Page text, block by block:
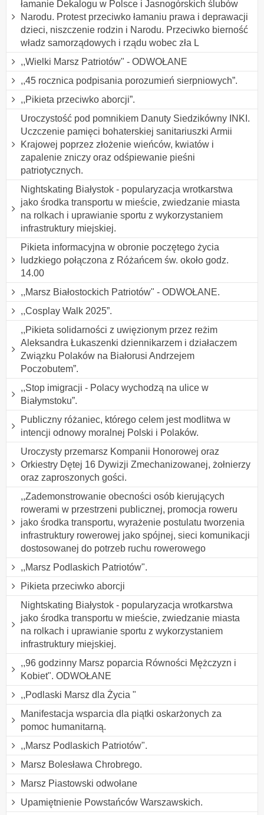
łamanie Dekalogu w Polsce i Jasnogórskich ślubów
Narodu. Protest przeciwko łamaniu prawa i deprawacji
dzieci, niszczenie rodzin i Narodu. Przeciwko bierność
władz samorządowych i rządu wobec zła L
,,Wielki Marsz Patriotów" - ODWOŁANE
,,45 rocznica podpisania porozumień sierpniowych”.
,,Pikieta przeciwko aborcji”.
Uroczystość pod pomnikiem Danuty Siedzikówny INKI.
Uczczenie pamięci bohaterskiej sanitariuszki Armii
Krajowej poprzez złożenie wieńców, kwiatów i
zapalenie zniczy oraz odśpiewanie pieśni
patriotycznych.
Nightskating Białystok - popularyzacja wrotkarstwa
jako środka transportu w mieście, zwiedzanie miasta
na rolkach i uprawianie sportu z wykorzystaniem
infrastruktury miejskiej.
Pikieta informacyjna w obronie poczętego życia
ludzkiego połączona z Różańcem św. około godz.
14.00
,,Marsz Białostockich Patriotów" - ODWOŁANE.
,,Cosplay Walk 2025”.
,,Pikieta solidarności z uwięzionym przez reżim
Aleksandra Łukaszenki dziennikarzem i działaczem
Związku Polaków na Białorusi Andrzejem
Poczobutem”.
,,Stop imigracji - Polacy wychodzą na ulice w
Białymstoku”.
Publiczny różaniec, którego celem jest modlitwa w
intencji odnowy moralnej Polski i Polaków.
Uroczysty przemarsz Kompanii Honorowej oraz
Orkiestry Dętej 16 Dywizji Zmechanizowanej, żołnierzy
oraz zaproszonych gości.
,,Zademonstrowanie obecności osób kierujących
rowerami w przestrzeni publicznej, promocja roweru
jako środka transportu, wyrażenie postulatu tworzenia
infrastruktury rowerowej jako spójnej, sieci komunikacji
dostosowanej do potrzeb ruchu rowerowego
,,Marsz Podlaskich Patriotów".
Pikieta przeciwko aborcji
Nightskating Białystok - popularyzacja wrotkarstwa
jako środka transportu w mieście, zwiedzanie miasta
na rolkach i uprawianie sportu z wykorzystaniem
infrastruktury miejskiej.
,,96 godzinny Marsz poparcia Równości Mężczyzn i
Kobiet". ODWOŁANE
,,Podlaski Marsz dla Życia "
Manifestacja wsparcia dla piątki oskarżonych za
pomoc humanitarną.
,,Marsz Podlaskich Patriotów".
Marsz Bolesława Chrobrego.
Marsz Piastowski odwołane
Upamiętnienie Powstańców Warszawskich.